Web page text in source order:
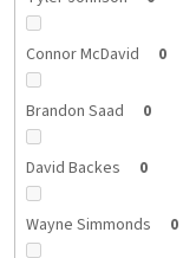
Connor McDavid 0
Brandon Saad 0
David Backes 0
Wayne Simmonds 0